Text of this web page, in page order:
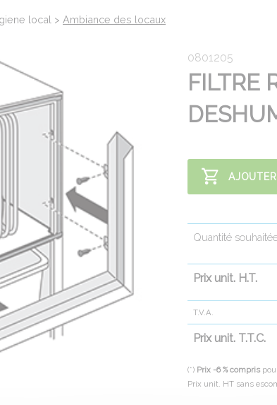
local > Ambiance des locaux
0801205
FILTRE
Quantité
Prix unit. H.T.
T.V.A.
Prix unit. T.T.C.
(*) Prix -6 % compris
Prix unit. HT sans